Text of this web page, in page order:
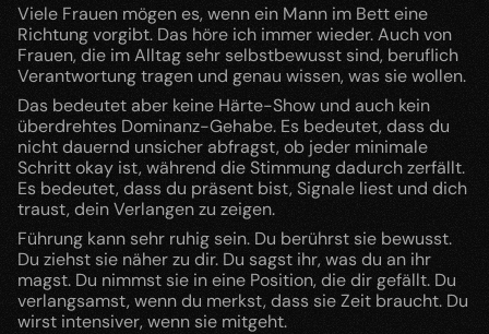
Viele Frauen mögen es, wenn ein Mann im Bett eine
Richtung vorgibt. Das höre ich immer wieder. Auch von
Frauen, die im Alltag sehr selbstbewusst sind, beruflich
Verantwortung tragen und genau wissen, was sie wollen.
Das bedeutet aber keine Härte-Show und auch kein
überdrehtes Dominanz-Gehabe. Es bedeutet, dass du
nicht dauernd unsicher abfragst, ob jeder minimale
Schritt okay ist, während die Stimmung dadurch zerfällt.
Es bedeutet, dass du präsent bist, Signale liest und dich
traust, dein Verlangen zu zeigen.
Führung kann sehr ruhig sein. Du berührst sie bewusst.
Du ziehst sie näher zu dir. Du sagst ihr, was du an ihr
magst. Du nimmst sie in eine Position, die dir gefällt. Du
verlangsamst, wenn du merkst, dass sie Zeit braucht. Du
wirst intensiver, wenn sie mitgeht.